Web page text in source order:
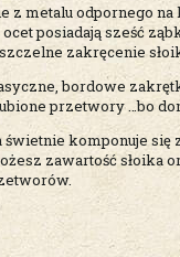
z metalu odpornego
posiadają sześć
zakręcenie
bordowe
przetwory …bo
komponuje się
zawartość słoika